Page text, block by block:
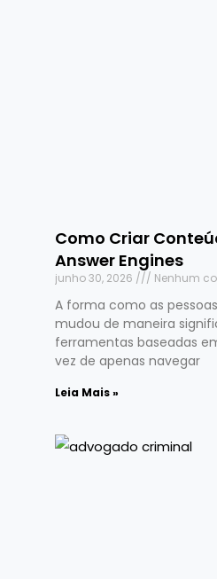
Como Criar
Answer Engines
junho 30, 2026 Nenhum
A forma como as
mudou de maneira
ferramentas baseadas
vez de apenas navegar
Leia Mais »